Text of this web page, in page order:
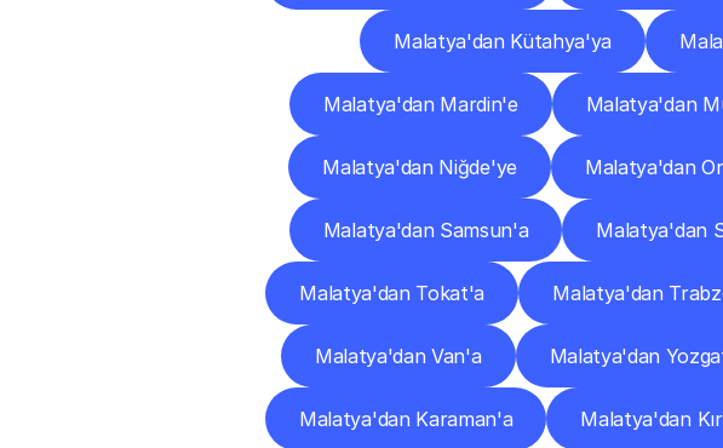
Malatya'dan Kütahya'ya
Malatya'dan Mardin'e Malatya'dan
Malatya'dan Niğde'ye Malatya'dan
Malatya'dan Samsun'a Malatya'dan
Malatya'dan Tokat'a Malatya'dan
Malatya'dan Van'a Malatya'dan
Malatya'dan Karaman'a Malatya'dan